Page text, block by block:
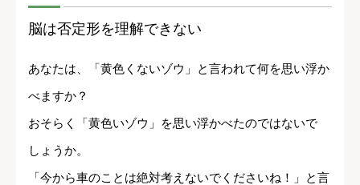
脳は否定形を理解できない
あなたは、「黄色くないゾウ」と言われて何を思い浮か
べますか？
おそらく「黄色いゾウ」を思い浮かべたのではないで
しょうか。
「今から車のことは絶対考えないでくださいね！」と言